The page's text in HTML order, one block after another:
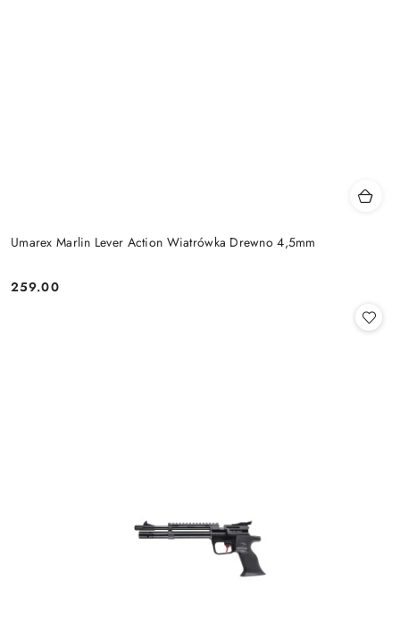
Umarex Marlin Lever Action Wiatrówka Drewno 4,5mm
Cena:
259.00